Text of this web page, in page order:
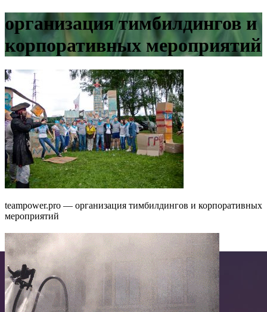
организация тимбилдингов и
корпоративных мероприятий
teampower.pro — организация тимбилдингов и корпоративных
мероприятий